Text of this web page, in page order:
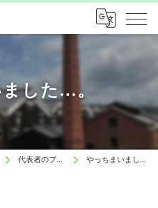
した…。
代表者のブログ やっちまいました…。